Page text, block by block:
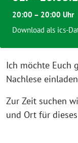
Ich möchte Euch
Nachlese
Zur Zeit suchen
und Ort für
20:00 – 20:00 Uhr
Download als ics-